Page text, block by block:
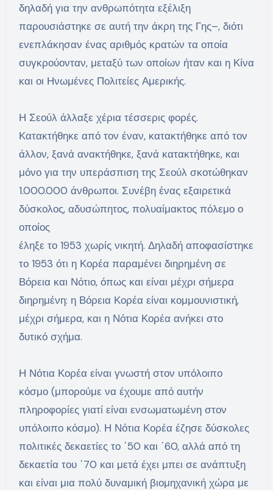
δηλαδή για την ανθρωπότητα εξέλιξη
παρουσιάστηκε σε αυτή την άκρη της Γης–, διότι
ενεπλάκησαν ένας αριθμός κρατών τα οποία
συγκρούονταν, μεταξύ των οποίων ήταν και η Κίνα
και οι Ηνωμένες Πολιτείες Αμερικής.
Η Σεούλ άλλαξε χέρια τέσσερις φορές.
Κατακτήθηκε από τον έναν, κατακτήθηκε από τον
άλλον, ξανά ανακτήθηκε, ξανά κατακτήθηκε, και
μόνο για την υπεράσπιση της Σεούλ σκοτώθηκαν
1.000.000 άνθρωποι. Συνέβη ένας εξαιρετικά
δύσκολος, αδυσώπητος, πολυαίμακτος πόλεμο ο
οποίος
έληξε το 1953 χωρίς νικητή. Δηλαδή αποφασίστηκε
το 1953 ότι η Κορέα παραμένει διηρημένη σε
Βόρεια και Νότιο, όπως και είναι μέχρι σήμερα
διηρημένη: η Βόρεια Κορέα είναι κομμουνιστική,
μέχρι σήμερα, και η Νότια Κορέα ανήκει στο
δυτικό σχήμα.
Η Νότια Κορέα είναι γνωστή στον υπόλοιπο
κόσμο (μπορούμε να έχουμε από αυτήν
πληροφορίες γιατί είναι ενσωματωμένη στον
υπόλοιπο κόσμο). Η Νότια Κορέα έζησε δύσκολες
πολιτικές δεκαετίες το ΄50 και ΄60, αλλά από τη
δεκαετία του ΄70 και μετά έχει μπει σε ανάπτυξη
και είναι μια πολύ δυναμική βιομηχανική χώρα με